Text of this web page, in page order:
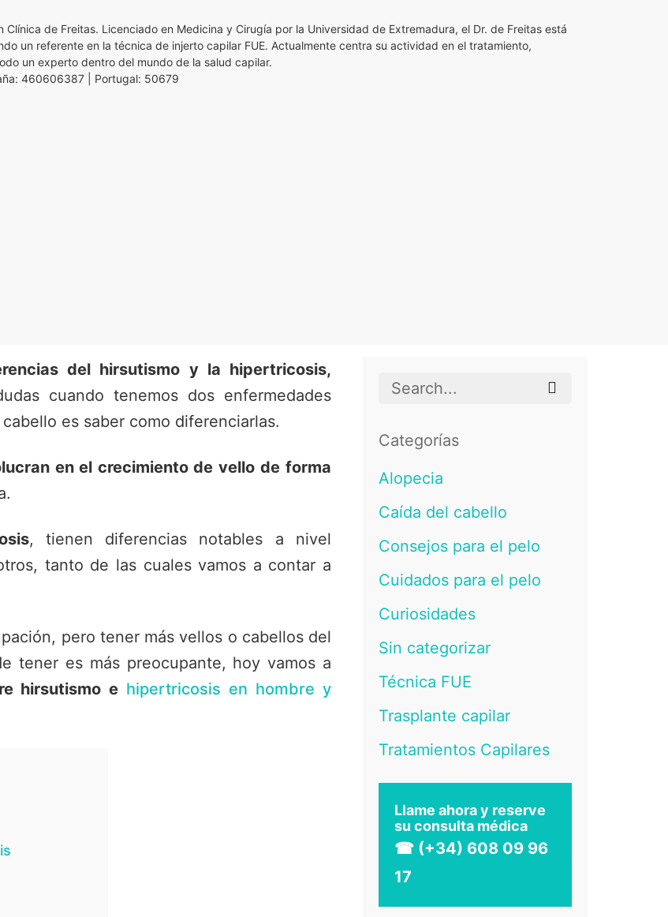
de Freitas. Licenciado en Medicina y Cirugía por la Universidad de Extremadura, el Dr. de Freitas está
un referente en la técnica de injerto capilar FUE. Actualmente centra su actividad en el tratamiento,
un experto dentro del mundo de la salud capilar.
460606387 | Portugal: 50679
del hirsutismo y la hipertricosis,
cuando tenemos dos enfermedades
es saber como diferenciarlas.
en el crecimiento de vello de forma
, tienen diferencias notables a nivel
tanto de las cuales vamos a contar a
pero tener más vellos o cabellos del
tener es más preocupante, hoy vamos a
hirsutismo e hipertricosis en hombre y
Search
Categorías
Alopecia
Caída del cabello
Consejos para el pelo
Cuidados para el pelo
Curiosidades
Sin categorizar
Técnica FUE
Trasplante capilar
Tratamientos Capilares
Llame ahora y reserve
su consulta médica
☎ (+34) 608 09 96
17